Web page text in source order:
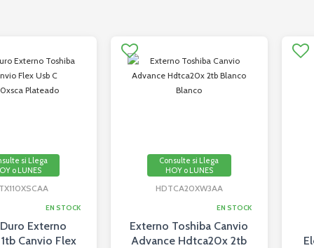
si Llega
o LUNES
EN STOCK
Externo
Canvio Flex
Consulte si Llega
HOY o LUNES
HDTCA20XW3AA
EN STOCK
Externo Toshiba Canvio
Advance Hdtca20x 2tb